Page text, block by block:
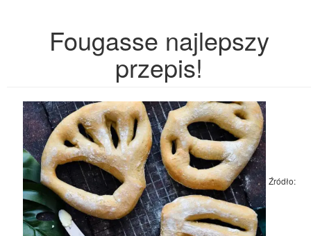
Fougasse najlepszy
przepis!
Źródło: